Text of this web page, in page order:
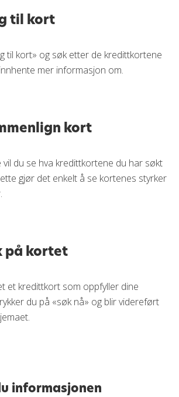
til kort
til kort» og søk etter de kredittkortene
mer informasjon om.
kort
vil du se hva kredittkortene du har søkt
gjør det enkelt å se kortenes styrker
på kortet
et kredittkort som oppfyller dine
du på «søk nå» og blir videreført
informasjonen